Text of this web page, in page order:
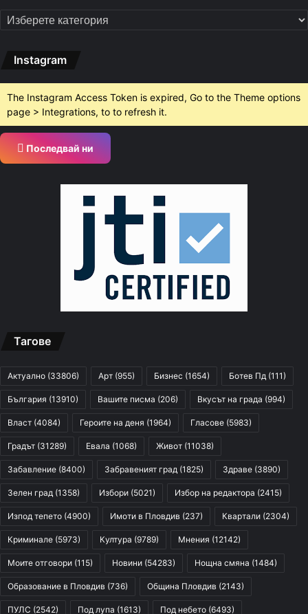
Категории
Instagram
The Instagram Access Token is expired, Go to the Theme options
page > Integrations, to to refresh it.
Последвай ни
Тагове
Актуално (33806) Арт (955) Бизнес (1654) Ботев Пд (111)
България (13910) Вашите писма (206) Вкусът на града (994)
Власт (4084) Героите на деня (1964) Гласове (5983)
Градът (31289) Евала (1068) Живот (11038)
Забавление (8400) Забравеният град (1825) Здраве (3890)
Зелен град (1358) Избори (5021) Избор на редактора (2415)
Изпод тепето (4900) Имоти в Пловдив (237) Квартали (2304)
Криминале (5973) Култура (9789) Мнения (12142)
Моите отговори (115) Новини (54283) Нощна смяна (1484)
Образование в Пловдив (736) Община Пловдив (2143)
ПУЛС (2542) Под лупа (1613) Под небето (6493)